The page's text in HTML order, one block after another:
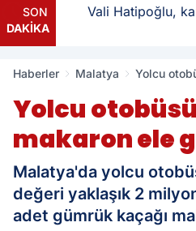
SON
DAKİKA
Vali Hatipoğlu, kazı
Haberler Malatya
Yolcu
Yolcu
makaron ele
Malatya'da yolcu
değeri yaklaşık 2
adet gümrük kaçağı